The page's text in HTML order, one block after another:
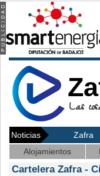
Las
Noticias Zafra
Alojamientos
Cartelera Zafra -